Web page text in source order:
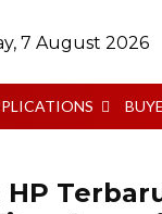
7 August 2026